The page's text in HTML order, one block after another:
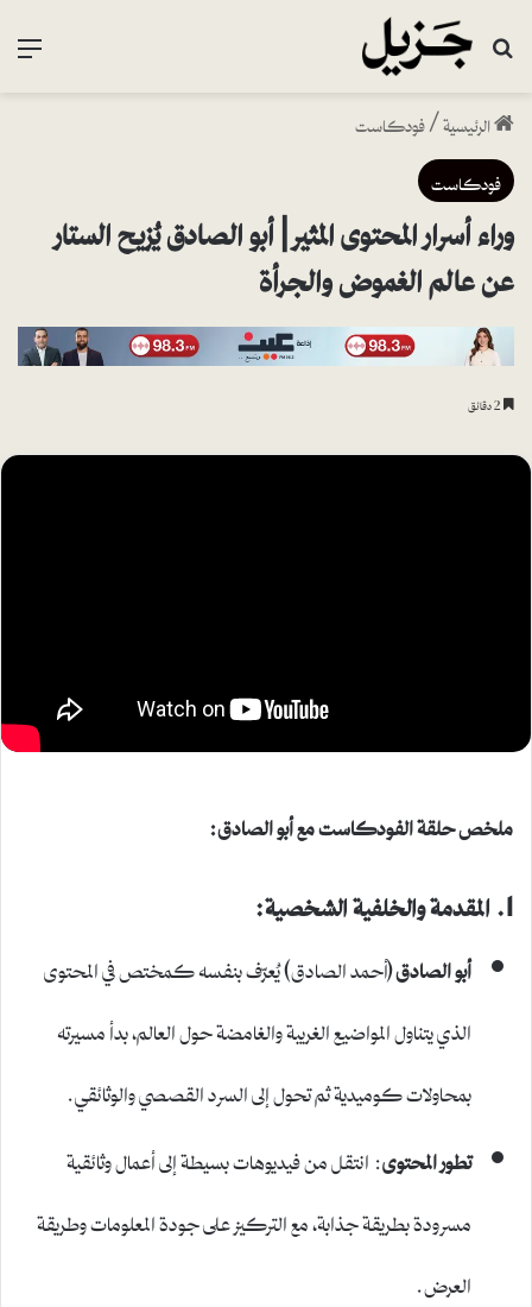
بحث عن
الرئيسية/فودكاست
فودكاست
وراء أسرار المحتوى المثير | أبو الصادق يُزيح الستار
عن عالم الغموض والجرأة
ملخص حلقة الفودكاست مع أبو الصادق:
1. المقدمة والخلفية الشخصية:
أبو الصادق(أحمد الصادق) يُعرّف بنفسه كمختص في المحتوى
الذي يتناول المواضيع الغريبة والغامضة حول العالم، بدأ مسيرته
بمحاولات كوميدية ثم تحول إلى السرد القصصي والوثائقي.
تطور المحتوى: انتقل من فيديوهات بسيطة إلى أعمال وثائقية
مسرودة بطريقة جذابة، مع التركيز على جودة المعلومات وطريقة
العرض.